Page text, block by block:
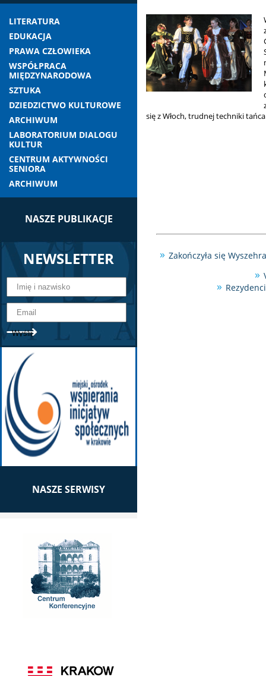
LITERATURA
EDUKACJA
PRAWA CZŁOWIEKA
WSPÓŁPRACA
MIĘDZYNARODOWA
SZTUKA
DZIEDZICTWO KULTUROWE
ARCHIWUM
LABORATORIUM DIALOGU
KULTUR
CENTRUM AKTYWNOŚCI
SENIORA
ARCHIWUM
NASZE PUBLIKACJE
NEWSLETTER
NASZE SERWISY
się z Włoch, trudnej techniki
Zakończyła się